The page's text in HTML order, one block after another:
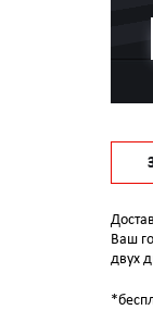
Ваш
двух